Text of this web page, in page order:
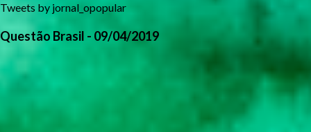
Tweets by jornal_opopular
Questão Brasil - 09/04/2019